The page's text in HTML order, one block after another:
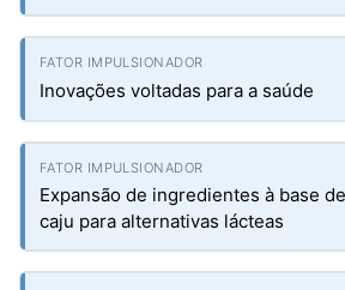
Inovações voltadas para a saúde
Expansão de ingredientes à base
caju para alternativas lácteas